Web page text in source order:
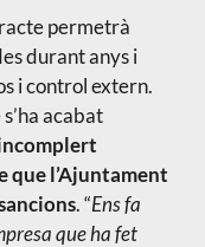
permetrà
durant anys i
i control extern.
acabat
que l’Ajuntament
. “Ens fa
que ha fet